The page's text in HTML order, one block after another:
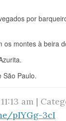
por
os montes à beira
São Paulo.
am |
pIYGg-3cI